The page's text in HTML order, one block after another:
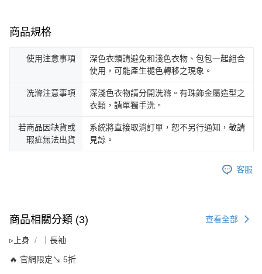
商品規格
使用注意事項
深色衣類請避免和淺色衣物、包包一起組合
使用，可能產生褪色轉移之現象。
洗滌注意事項
深淺色衣物請分開洗滌。有珠飾金屬造型之
衣類，請單獨手洗。
若商品因缺貨或
瑕疵無法出貨
系統將直接取消訂單，恕不另行通知，敬請
見諒。
客服
商品相關分類 (3) 查看全部
▹上身 ｜長袖
🔥 官網限定↘ 5折